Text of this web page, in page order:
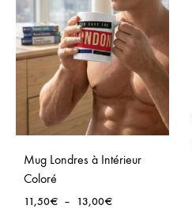
Mug Londres à Intérieur
Coloré
11,50€ – 13,00€Plage